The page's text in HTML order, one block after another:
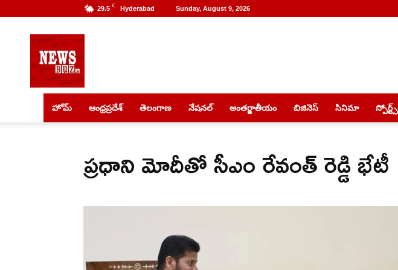
29.5 C Hyderabad Sunday, August 9, 2026
NewsBuz
హోమ్ ఆంధ్రప్రదేశ్ తెలంగాణ నేషనల్ అంతర్జాతీయం బిజినెస్ సినిమా స్పోర్ట్స్
ప్రధాని మోదీతో సీఎం రేవంత్ రెడ్డి భేటీ